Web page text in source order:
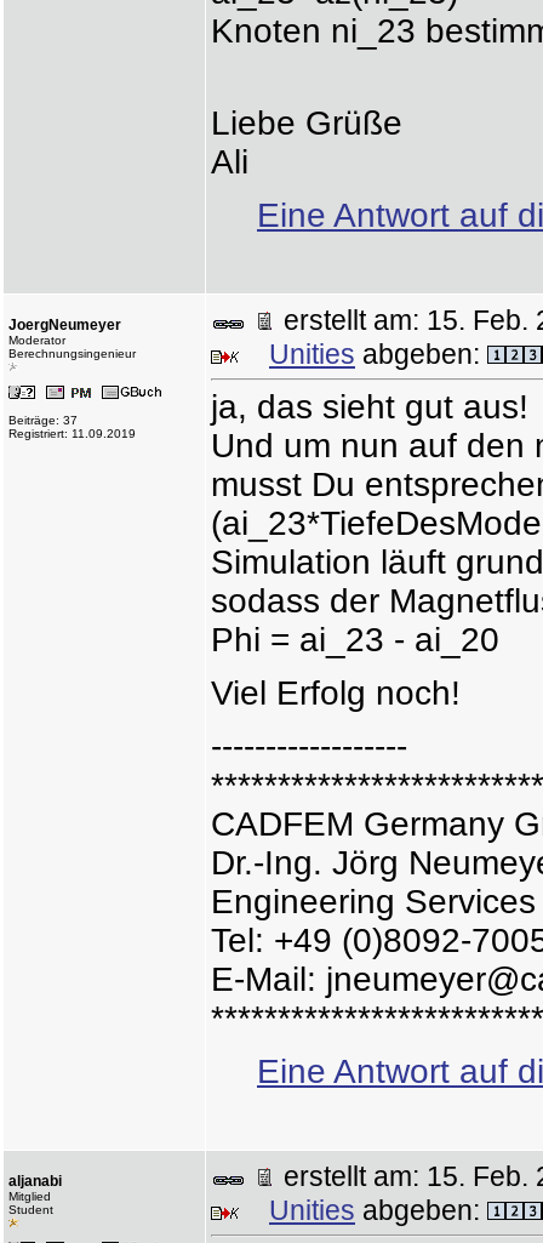
Knoten ni_23
Liebe Grüße
Ali
Eine Antwort auf
JoergNeumeyer
Moderator
Berechnungsingenieur
Beiträge: 37
Registriert: 11.09.2019
erstellt am: 15.
Unities abgeben:
ja, das sieht gut aus!
Und um nun auf den
musst Du
Simulation läuft
sodass der
Phi = ai_23 - ai_20
Viel Erfolg noch!
------------------
CADFEM Germany
Dr.-Ing. Jörg
Engineering Services
Tel: +49 (0)8092-
E-Mail:
Eine Antwort auf
aljanabi
Mitglied
Student
erstellt am: 15.
Unities abgeben: